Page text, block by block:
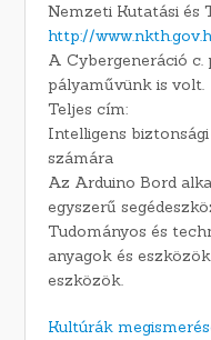
Nemzeti Kutatási és
http://
A Cybergeneráció
pályaművünk is volt.
Teljes cím:
Intelligens
számára
Az Arduino Bord
egyszerű
Tudományos és
anyagok és
eszközök.
Kultúrák